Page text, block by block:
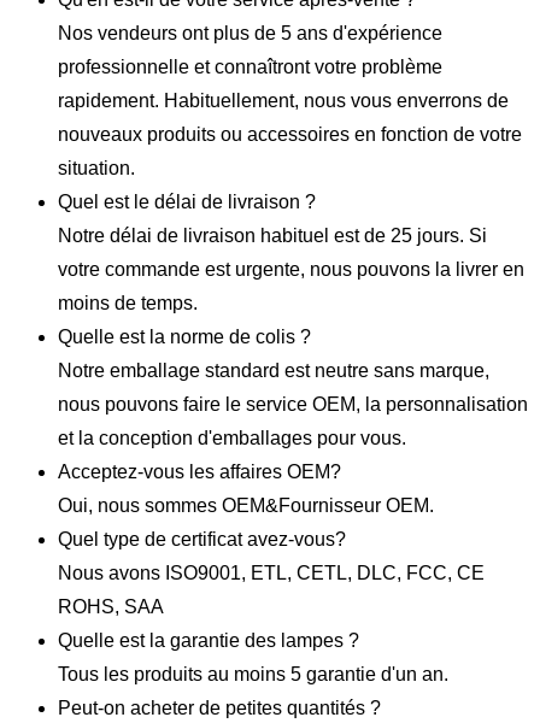
Nos vendeurs ont plus de 5 ans d'expérience
professionnelle et connaîtront votre problème
rapidement. Habituellement, nous vous enverrons de
nouveaux produits ou accessoires en fonction de votre
situation.
Quel est le délai de livraison ?
Notre délai de livraison habituel est de 25 jours. Si
votre commande est urgente, nous pouvons la livrer en
moins de temps.
Quelle est la norme de colis ?
Notre emballage standard est neutre sans marque,
nous pouvons faire le service OEM, la personnalisation
et la conception d'emballages pour vous.
Acceptez-vous les affaires OEM?
Oui, nous sommes OEM&Fournisseur OEM.
Quel type de certificat avez-vous?
Nous avons ISO9001, ETL, CETL, DLC, FCC, CE
ROHS, SAA
Quelle est la garantie des lampes ?
Tous les produits au moins 5 garantie d'un an.
Peut-on acheter de petites quantités ?